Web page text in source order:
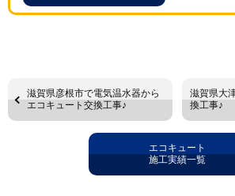
滋賀県彦根市で電気温水器から
エコキュート交換工事♪
滋賀県大
換工事♪
エコキュート
施工実績一覧